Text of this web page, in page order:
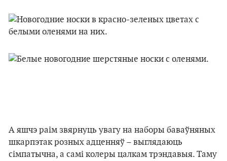
А яшчэ раім звярнуць увагу на наборы баваўняных
шкарпэтак розных адценняў – выглядаюць
сімпатычна, а самі колеры цалкам трэндавыя. Таму